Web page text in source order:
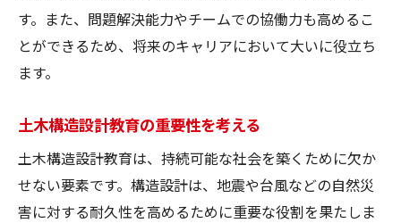
す。また、問題解決能力やチームでの協働力も高めるこ
とができるため、将来のキャリアにおいて大いに役立ち
ます。
土木構造設計教育の重要性を考える
土木構造設計教育は、持続可能な社会を築くために欠か
せない要素です。構造設計は、地震や台風などの自然災
害に対する耐久性を高めるために重要な役割を果たしま